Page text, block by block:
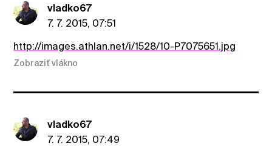
vladko67
7. 7. 2015, 07:51
http://images.athlan.net/i/1528/10-P7075651.jpg
Zobraziť vlákno
vladko67
7. 7. 2015, 07:49